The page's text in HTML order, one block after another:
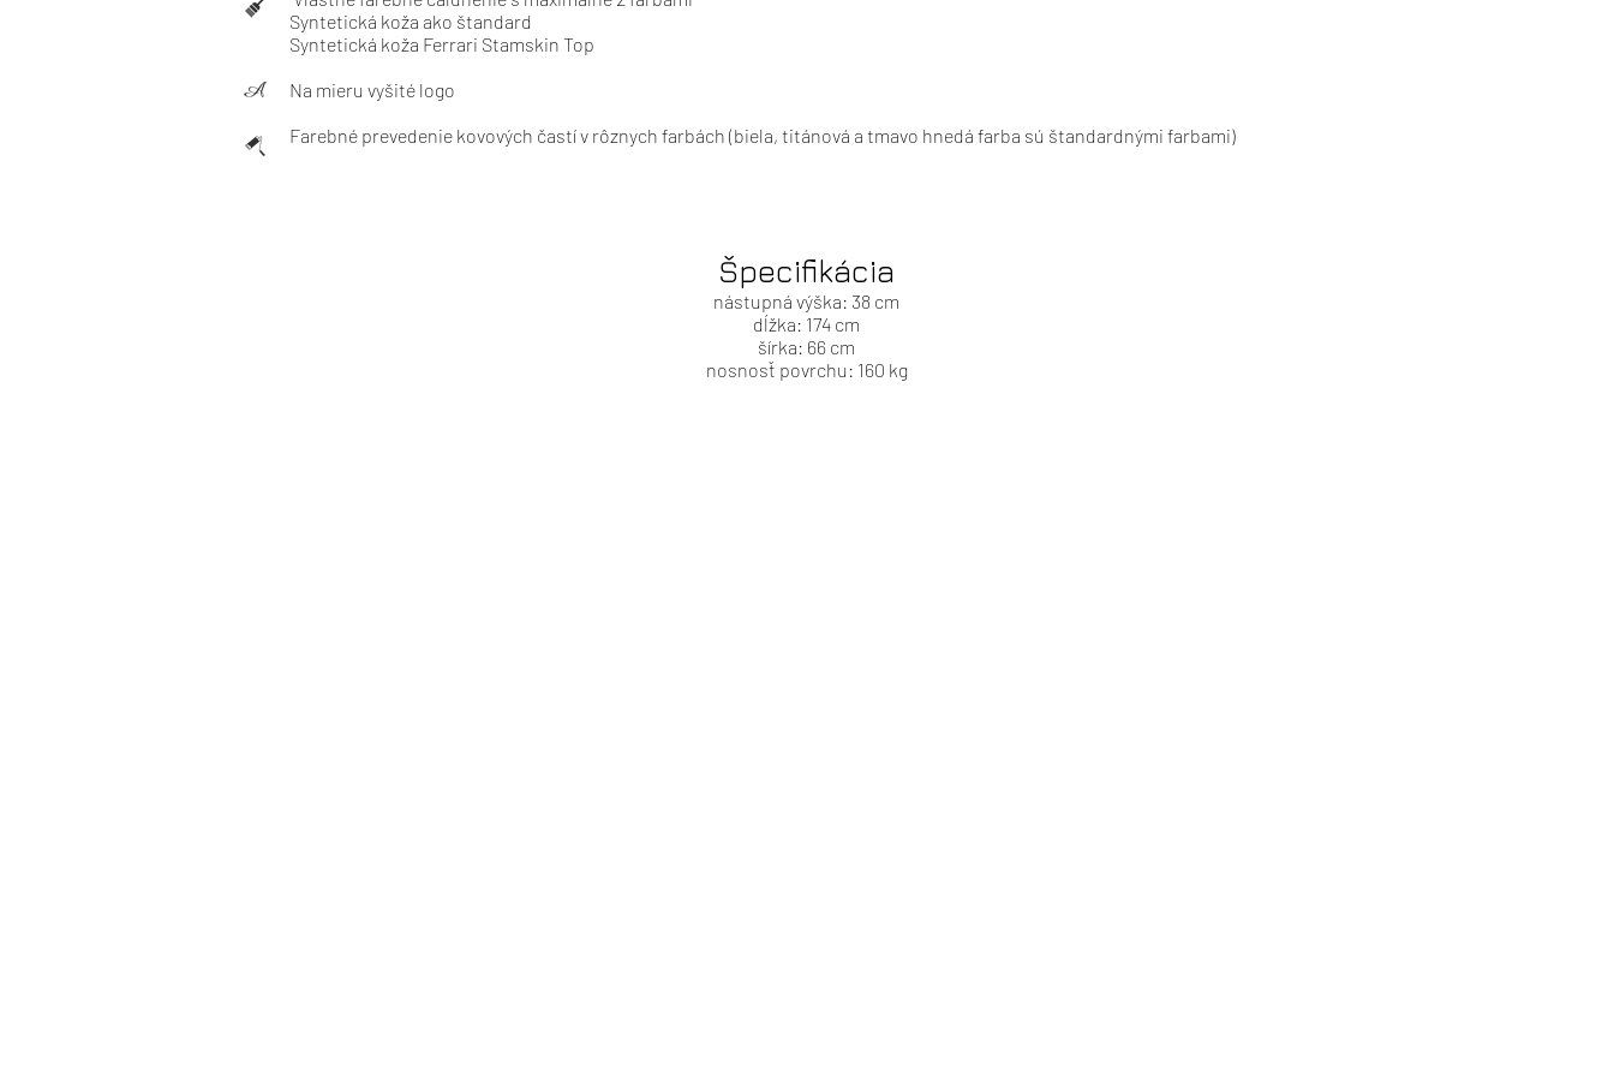
Syntetická koža ako štandard
Syntetická koža Ferrari Stamskin Top
Na mieru vyšité logo
Farebné prevedenie kovových častí v rôznych farbách (biela, titánová a tmavo hnedá farba sú štandardnými farbami)
Špecifikácia
nástupná výška: 38 cm
dĺžka: 174 cm
šírka: 66 cm
nosnosť povrchu: 160 kg